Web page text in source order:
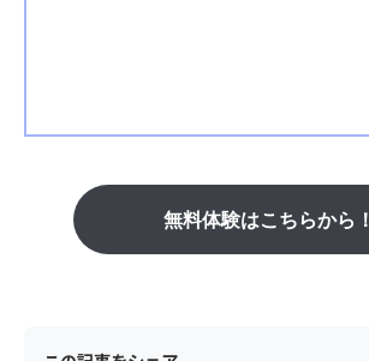
無料体験はこちらから！